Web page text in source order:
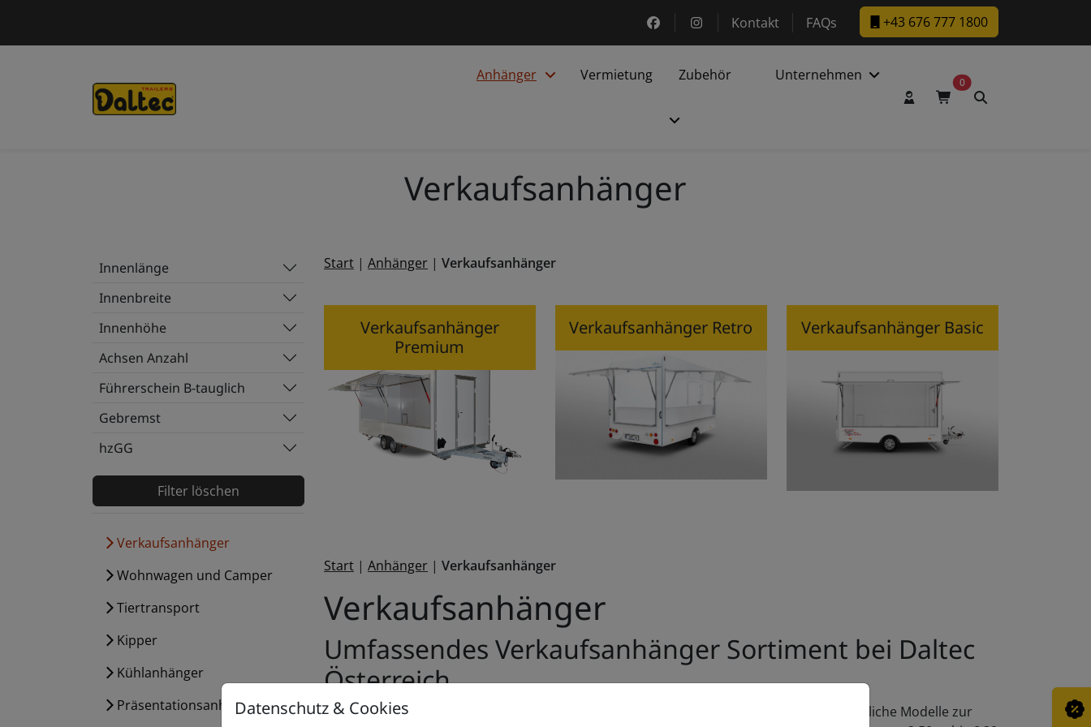
https://www.facebook.com/DaltecAustria
https://www.instagram.com/daltec_trailers
Kontakt FAQs +43 676 777 1800
Anhänger Vermietung Zubehör
Unternehmen
Benutzerkonto
Warenkorb
0
Verkaufs­anhänger
Innenlänge
Innenbreite
Innenhöhe
Achsen Anzahl
Führerschein B-tauglich
Gebremst
hzGG
Filter löschen
Verkaufsanhänger
Wohnwagen und Camper
Tiertransport
Kipper
Kühlanhänger
Präsentations­anhänger
Start | Anhänger | Verkaufsanhänger
Start | Anhänger | Verkaufsanhänger
Verkaufs­anhänger
Umfassendes Verkaufs­anhänger Sortiment bei Daltec
Österreich
Bei Daltec Österreich finden sie ein umfassendes
Hier stehen ihnen 6 unterschiedliche Modelle zur
Verkaufs­anhänger
Premium
Zu den Produkten
Verkaufs­anhänger Retro
Zu den Produkten
Verkaufs­anhänger Basic
Datenschutz & Cookies